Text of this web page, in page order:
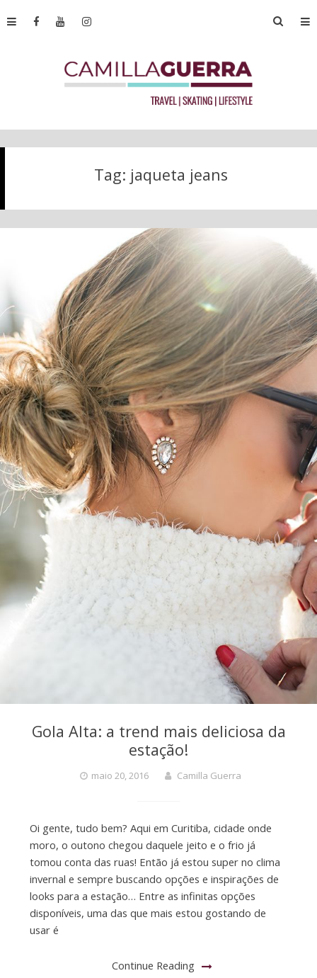
Tag: jaqueta jeans
Gola Alta: a trend mais deliciosa da
estação!
maio 20, 2016 Camilla Guerra
Oi gente, tudo bem? Aqui em Curitiba, cidade onde
moro, o outono chegou daquele jeito e o frio já
tomou conta das ruas! Então já estou super no clima
invernal e sempre buscando opções e inspirações de
looks para a estação… Entre as infinitas opções
disponíveis, uma das que mais estou gostando de
usar é
Continue Reading